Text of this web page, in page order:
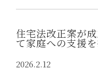
住宅法改正案が
て家庭への支援
2026.2.12